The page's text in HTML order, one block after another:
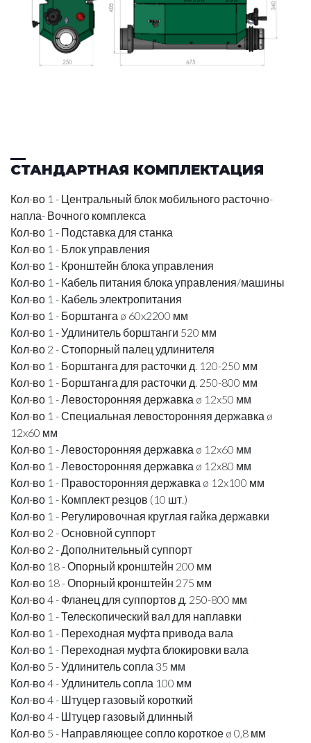
СТАНДАРТНАЯ КОМПЛЕКТАЦИЯ
Кол-во 1 - Центральный блок мобильного расточно-
напла- Вочного комплекса
Кол-во 1 - Подставка для станка
Кол-во 1 - Блок управления
Кол-во 1 - Кронштейн блока управления
Кол-во 1 - Кабель питания блока управления/машины
Кол-во 1 - Кабель электропитания
Кол-во 1 - Борштанга ø 60x2200 мм
Кол-во 1 - Удлинитель борштанги 520 мм
Кол-во 2 - Стопорный палец удлинителя
Кол-во 1 - Борштанга для расточки д. 120-250 мм
Кол-во 1 - Борштанга для расточки д. 250-800 мм
Кол-во 1 - Левосторонняя державка ø 12x50 мм
Кол-во 1 - Специальная левосторонняя державка ø
12x60 мм
Кол-во 1 - Левосторонняя державка ø 12x60 мм
Кол-во 1 - Левосторонняя державка ø 12x80 мм
Кол-во 1 - Правосторонняя державка ø 12x100 мм
Кол-во 1 - Комплект резцов (10 шт.)
Кол-во 1 - Регулировочная круглая гайка державки
Кол-во 2 - Основной суппорт
Кол-во 2 - Дополнительный суппорт
Кол-во 18 - Опорный кронштейн 200 мм
Кол-во 18 - Опорный кронштейн 275 мм
Кол-во 4 - Фланец для суппортов д. 250-800 мм
Кол-во 1 - Телескопический вал для наплавки
Кол-во 1 - Переходная муфта привода вала
Кол-во 1 - Переходная муфта блокировки вала
Кол-во 5 - Удлинитель сопла 35 мм
Кол-во 4 - Удлинитель сопла 100 мм
Кол-во 4 - Штуцер газовый короткий
Кол-во 4 - Штуцер газовый длинный
Кол-во 5 - Направляющее сопло короткое ø 0,8 мм